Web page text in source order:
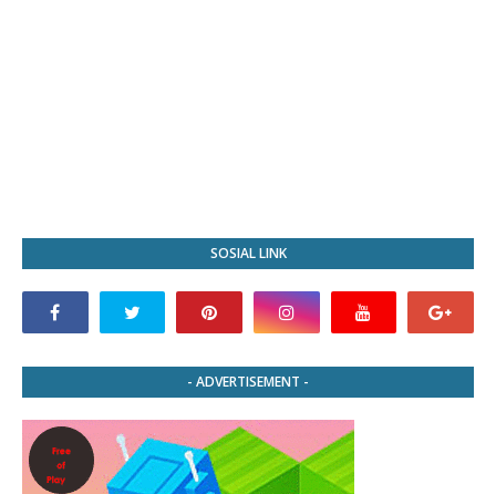
SOSIAL LINK
- ADVERTISEMENT -